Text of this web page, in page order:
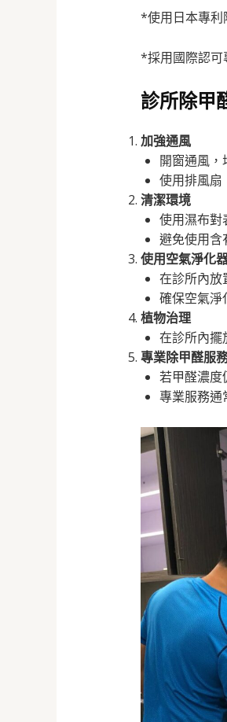
*使用日本專利
*採用國際認可
診所除甲
加強通風
開窗通風，
使用排風扇
清潔環境
使用濕布對
避免使用含
使用空氣淨化
在診所內放
確保空氣淨
植物治理
在診所內擺
專業除甲醛服
若甲醛濃度
專業服務通